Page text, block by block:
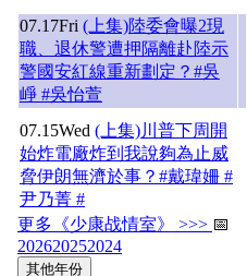
07.17Fri (上集)陸委會曝2現
職、退休警遭押隔離赴陸示
警國安紅線重新劃定？#吳
崢 #吳怡萱
07.15Wed (上集)川普下周開
始炸電廠炸到我說夠為止威
脅伊朗無濟於事？#戴瑋姍 #
尹乃菁 #
更多《少康战情室》 >>> 📅
202620252024
其他年份